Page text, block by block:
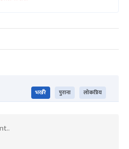
भर्खरै पुराना लोकप्रिय